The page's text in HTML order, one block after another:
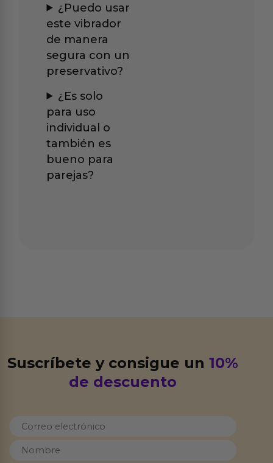
¿Puedo usar
este vibrador
de manera
segura con un
preservativo?
¿Es solo
para uso
individual o
también es
bueno para
parejas?
Suscríbete y consigue un10%
de descuento